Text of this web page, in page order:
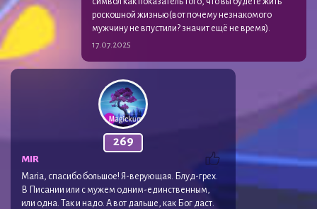
роскошной жизнью(вот почему незнакомого
мужчину не впустили? значит ещё не время).
17.07.2025
269
MIR
Maria, спасибо большое! Я-верующая. Блуд-грех.
В Писании или с мужем одним-единственным,
или одна. Так и надо. А вот дальше, как Бог даст.